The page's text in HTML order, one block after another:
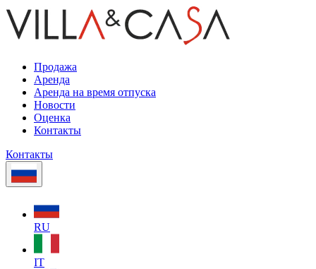
Продажа
Аренда
Аренда на время отпуска
Новости
Оценка
Контакты
Контакты
RU
IT